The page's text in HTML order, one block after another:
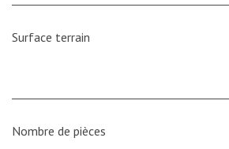
surface terrain
Nombre de pièces